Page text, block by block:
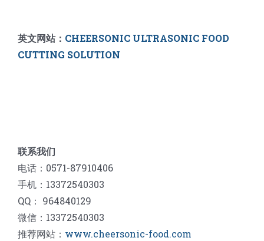
英文网站： CHEERSONIC ULTRASONIC FOOD
CUTTING SOLUTION
联系我们
电话：0571-87910406
手机：13372540303
QQ： 964840129
微信：13372540303
推荐网站： www.cheersonic-food.com